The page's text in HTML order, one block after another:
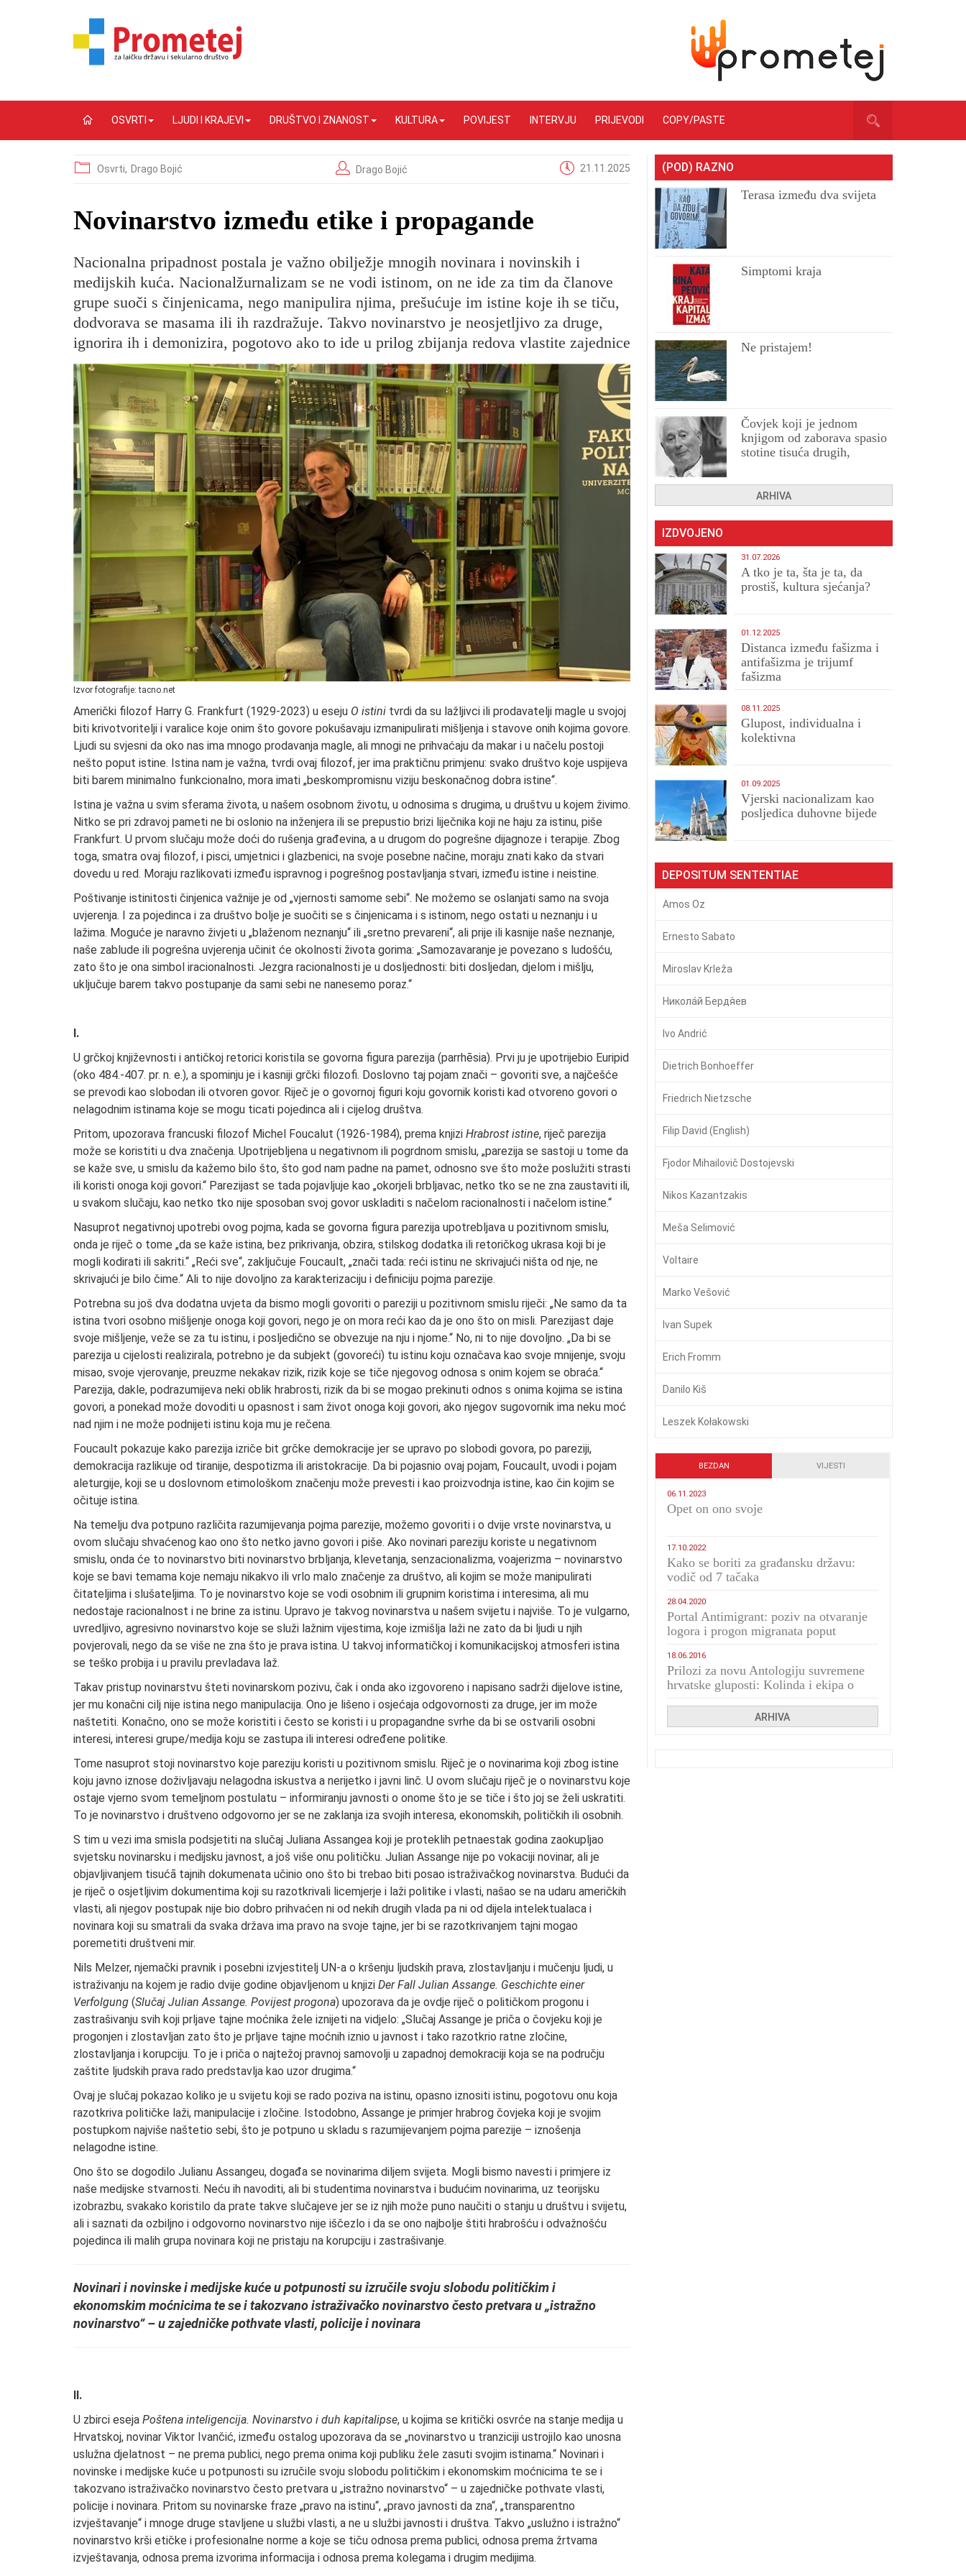
OSVRTI LJUDI I KRAJEVI DRUŠTVO I ZNANOST KULTURA POVIJEST INTERVJU PRIJEVODI COPY/PASTE
Osvrti, Drago Bojić Drago Bojić 21.11.2025
Novinarstvo između etike i propagande
Nacionalna pripadnost postala je važno obilježje mnogih novinara i novinskih i
medijskih kuća. Nacionalžurnalizam se ne vodi istinom, on ne ide za tim da članove
grupe suoči s činjenicama, nego manipulira njima, prešućuje im istine koje ih se tiču,
dodvorava se masama ili ih razdražuje. Takvo novinarstvo je neosjetljivo za druge,
ignorira ih i demonizira, pogotovo ako to ide u prilog zbijanja redova vlastite zajednice
Izvor fotografije: tacno.net
Američki filozof Harry G. Frankfurt (1929-2023) u eseju O istini tvrdi da su lažljivci ili prodavatelji magle u svojoj
biti krivotvoritelji i varalice koje onim što govore pokušavaju izmanipulirati mišljenja i stavove onih kojima govore.
Ljudi su svjesni da oko nas ima mnogo prodavanja magle, ali mnogi ne prihvaćaju da makar i u načelu postoji
nešto poput istine. Istina nam je važna, tvrdi ovaj filozof, jer ima praktičnu primjenu: svako društvo koje uspijeva
biti barem minimalno funkcionalno, mora imati „beskompromisnu viziju beskonačnog dobra istine“.
Istina je važna u svim sferama života, u našem osobnom životu, u odnosima s drugima, u društvu u kojem živimo.
Nitko se pri zdravoj pameti ne bi oslonio na inženjera ili se prepustio brizi liječnika koji ne haju za istinu, piše
Frankfurt. U prvom slučaju može doći do rušenja građevina, a u drugom do pogrešne dijagnoze i terapije. Zbog
toga, smatra ovaj filozof, i pisci, umjetnici i glazbenici, na svoje posebne načine, moraju znati kako da stvari
dovedu u red. Moraju razlikovati između ispravnog i pogrešnog postavljanja stvari, između istine i neistine.
Poštivanje istinitosti činjenica važnije je od „vjernosti samome sebi“. Ne možemo se oslanjati samo na svoja
uvjerenja. I za pojedinca i za društvo bolje je suočiti se s činjenicama i s istinom, nego ostati u neznanju i u
lažima. Moguće je naravno živjeti u „blaženom neznanju“ ili „sretno prevareni“, ali prije ili kasnije naše neznanje,
naše zablude ili pogrešna uvjerenja učinit će okolnosti života gorima: „Samozavaranje je povezano s ludošću,
zato što je ona simbol iracionalnosti. Jezgra racionalnosti je u dosljednosti: biti dosljedan, djelom i mišlju,
uključuje barem takvo postupanje da sami sebi ne nanesemo poraz.“
I.
U grčkoj književnosti i antičkoj retorici koristila se govorna figura parezija (parrhēsia). Prvi ju je upotrijebio Euripid
(oko 484.-407. pr. n. e.), a spominju je i kasniji grčki filozofi. Doslovno taj pojam znači – govoriti sve, a najčešće
se prevodi kao slobodan ili otvoren govor. Riječ je o govornoj figuri koju govornik koristi kad otvoreno govori o
nelagodnim istinama koje se mogu ticati pojedinca ali i cijelog društva.
Pritom, upozorava francuski filozof Michel Foucalut (1926-1984), prema knjizi Hrabrost istine, riječ parezija
može se koristiti u dva značenja. Upotrijebljena u negativnom ili pogrdnom smislu, „parezija se sastoji u tome da
se kaže sve, u smislu da kažemo bilo što, što god nam padne na pamet, odnosno sve što može poslužiti strasti
ili koristi onoga koji govori.“ Parezijast se tada pojavljuje kao „okorjeli brbljavac, netko tko se ne zna zaustaviti ili,
u svakom slučaju, kao netko tko nije sposoban svoj govor uskladiti s načelom racionalnosti i načelom istine.“
Nasuprot negativnoj upotrebi ovog pojma, kada se govorna figura parezija upotrebljava u pozitivnom smislu,
onda je riječ o tome „da se kaže istina, bez prikrivanja, obzira, stilskog dodatka ili retoričkog ukrasa koji bi je
mogli kodirati ili sakriti.“ „Reći sve“, zaključuje Foucault, „znači tada: reći istinu ne skrivajući ništa od nje, ne
skrivajući je bilo čime.“ Ali to nije dovoljno za karakterizaciju i definiciju pojma parezije.
Potrebna su još dva dodatna uvjeta da bismo mogli govoriti o pareziji u pozitivnom smislu riječi: „Ne samo da ta
istina tvori osobno mišljenje onoga koji govori, nego je on mora reći kao da je ono što on misli. Parezijast daje
svoje mišljenje, veže se za tu istinu, i posljedično se obvezuje na nju i njome.“ No, ni to nije dovoljno. „Da bi se
parezija u cijelosti realizirala, potrebno je da subjekt (govoreći) tu istinu koju označava kao svoje mnijenje, svoju
misao, svoje vjerovanje, preuzme nekakav rizik, rizik koje se tiče njegovog odnosa s onim kojem se obraća.“
Parezija, dakle, podrazumijeva neki oblik hrabrosti, rizik da bi se mogao prekinuti odnos s onima kojima se istina
govori, a ponekad može dovoditi u opasnost i sam život onoga koji govori, ako njegov sugovornik ima neku moć
nad njim i ne može podnijeti istinu koja mu je rečena.
Foucault pokazuje kako parezija izriče bit grčke demokracije jer se upravo po slobodi govora, po pareziji,
demokracija razlikuje od tiranije, despotizma ili aristokracije. Da bi pojasnio ovaj pojam, Foucault, uvodi i pojam
aleturgije, koji se u doslovnom etimološkom značenju može prevesti i kao proizvodnja istine, kao čin kojim se
očituje istina.
Na temelju dva potpuno različita razumijevanja pojma parezije, možemo govoriti i o dvije vrste novinarstva, u
ovom slučaju shvaćenog kao ono što netko javno govori i piše. Ako novinari pareziju koriste u negativnom
smislu, onda će to novinarstvo biti novinarstvo brbljanja, klevetanja, senzacionalizma, voajerizma – novinarstvo
koje se bavi temama koje nemaju nikakvo ili vrlo malo značenje za društvo, ali kojim se može manipulirati
čitateljima i slušateljima. To je novinarstvo koje se vodi osobnim ili grupnim koristima i interesima, ali mu
nedostaje racionalnost i ne brine za istinu. Upravo je takvog novinarstva u našem svijetu i najviše. To je vulgarno,
uvredljivo, agresivno novinarstvo koje se služi lažnim vijestima, koje izmišlja laži ne zato da bi ljudi u njih
povjerovali, nego da se više ne zna što je prava istina. U takvoj informatičkoj i komunikacijskoj atmosferi istina
se teško probija i u pravilu prevladava laž.
Takav pristup novinarstvu šteti novinarskom pozivu, čak i onda ako izgovoreno i napisano sadrži dijelove istine,
jer mu konačni cilj nije istina nego manipulacija. Ono je lišeno i osjećaja odgovornosti za druge, jer im može
naštetiti. Konačno, ono se može koristiti i često se koristi i u propagandne svrhe da bi se ostvarili osobni
interesi, interesi grupe/medija koju se zastupa ili interesi određene politike.
Tome nasuprot stoji novinarstvo koje pareziju koristi u pozitivnom smislu. Riječ je o novinarima koji zbog istine
koju javno iznose doživljavaju nelagodna iskustva a nerijetko i javni linč. U ovom slučaju riječ je o novinarstvu koje
ostaje vjerno svom temeljnom postulatu – informiranju javnosti o onome što je se tiče i što joj se želi uskratiti.
To je novinarstvo i društveno odgovorno jer se ne zaklanja iza svojih interesa, ekonomskih, političkih ili osobnih.
S tim u vezi ima smisla podsjetiti na slučaj Juliana Assangea koji je proteklih petnaestak godina zaokupljao
svjetsku novinarsku i medijsku javnost, a još više onu političku. Julian Assange nije po vokaciji novinar, ali je
objavljivanjem tisućā tajnih dokumenata učinio ono što bi trebao biti posao istraživačkog novinarstva. Budući da
je riječ o osjetljivim dokumentima koji su razotkrivali licemjerje i laži politike i vlasti, našao se na udaru američkih
vlasti, ali njegov postupak nije bio dobro prihvaćen ni od nekih drugih vlada pa ni od dijela intelektualaca i
novinara koji su smatrali da svaka država ima pravo na svoje tajne, jer bi se razotkrivanjem tajni mogao
poremetiti društveni mir.
Nils Melzer, njemački pravnik i posebni izvjestitelj UN-a o kršenju ljudskih prava, zlostavljanju i mučenju ljudi, u
istraživanju na kojem je radio dvije godine objavljenom u knjizi Der Fall Julian Assange. Geschichte einer
Verfolgung (Slučaj Julian Assange. Povijest progona) upozorava da je ovdje riječ o političkom progonu i
zastrašivanju svih koji prljave tajne moćnika žele iznijeti na vidjelo: „Slučaj Assange je priča o čovjeku koji je
progonjen i zlostavljan zato što je prljave tajne moćnih iznio u javnost i tako razotkrio ratne zločine,
zlostavljanja i korupciju. To je i priča o najtežoj pravnoj samovolji u zapadnoj demokraciji koja se na području
zaštite ljudskih prava rado predstavlja kao uzor drugima.“
Ovaj je slučaj pokazao koliko je u svijetu koji se rado poziva na istinu, opasno iznositi istinu, pogotovu onu koja
razotkriva političke laži, manipulacije i zločine. Istodobno, Assange je primjer hrabrog čovjeka koji je svojim
postupkom najviše naštetio sebi, što je potpuno u skladu s razumijevanjem pojma parezije – iznošenja
nelagodne istine.
Ono što se dogodilo Julianu Assangeu, događa se novinarima diljem svijeta. Mogli bismo navesti i primjere iz
naše medijske stvarnosti. Neću ih navoditi, ali bi studentima novinarstva i budućim novinarima, uz teorijsku
izobrazbu, svakako koristilo da prate takve slučajeve jer se iz njih može puno naučiti o stanju u društvu i svijetu,
ali i saznati da ozbiljno i odgovorno novinarstvo nije iščezlo i da se ono najbolje štiti hrabrošću i odvažnošću
pojedinca ili malih grupa novinara koji ne pristaju na korupciju i zastrašivanje.
Novinari i novinske i medijske kuće u potpunosti su izručile svoju slobodu političkim i
ekonomskim moćnicima te se i takozvano istraživačko novinarstvo često pretvara u „istražno
novinarstvo“ – u zajedničke pothvate vlasti, policije i novinara
II.
U zbirci eseja Poštena inteligencija. Novinarstvo i duh kapitalipse, u kojima se kritički osvrće na stanje medija u
Hrvatskoj, novinar Viktor Ivančić, između ostalog upozorava da se „novinarstvo u tranziciji ustrojilo kao unosna
uslužna djelatnost – ne prema publici, nego prema onima koji publiku žele zasuti svojim istinama.“ Novinari i
novinske i medijske kuće u potpunosti su izručile svoju slobodu političkim i ekonomskim moćnicima te se i
takozvano istraživačko novinarstvo često pretvara u „istražno novinarstvo“ – u zajedničke pothvate vlasti,
policije i novinara. Pritom su novinarske fraze „pravo na istinu“, „pravo javnosti da zna“, „transparentno
izvještavanje“ i mnoge druge stavljene u službi vlasti, a ne u službi javnosti i društva. Takvo „uslužno i istražno“
novinarstvo krši etičke i profesionalne norme a koje se tiču odnosa prema publici, odnosa prema žrtvama
izvještavanja, odnosa prema izvorima informacija i odnosa prema kolegama i drugim medijima.
(POD) RAZNO
Terasa između dva svijeta
Simptomi kraja
Ne pristajem!
Čovjek koji je jednom
knjigom od zaborava spasio
stotine tisuća drugih,
ARHIVA
IZDVOJENO
31.07.2026
A tko je ta, šta je ta, da
prostiš, kultura sjećanja?
01.12.2025
Distanca između fašizma i
antifašizma je trijumf
fašizma
08.11.2025
Glupost, individualna i
kolektivna
01.09.2025
​Vjerski nacionalizam kao
posljedica duhovne bijede
DEPOSITUM SENTENTIAE
Amos Oz
Ernesto Sabato
Miroslav Krleža
Никола́й Бердя́ев
Ivo Andrić
Dietrich Bonhoeffer
Friedrich Nietzsche
Filip David (English)
Fjodor Mihailovič Dostojevski
Nikos Kazantzakis
Meša Selimović
Voltaire
Marko Vešović
Ivan Supek
Erich Fromm
Danilo Kiš
Leszek Kołakowski
BEZDAN VIJESTI
06.11.2023
​Opet on ono svoje
17.10.2022
Kako se boriti za građansku državu:
vodič od 7 tačaka
28.04.2020
Portal Antimigrant: poziv na otvaranje
logora i progon migranata poput
18.06.2016
Prilozi za novu Antologiju suvremene
hrvatske gluposti: Kolinda i ekipa o
ARHIVA